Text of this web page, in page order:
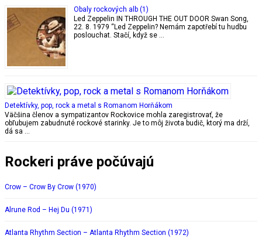
Obaly rockových alb (1)
Led Zeppelin IN THROUGH THE OUT DOOR Swan Song,
22. 8. 1979 “Led Zeppelin? Nemám zapotřebí tu hudbu
poslouchat. Stačí, když se …
Detektívky, pop, rock a metal s Romanom Horňákom
Väčšina členov a sympatizantov Rockovice mohla zaregistrovať, že
obľubujem zabudnuté rockové starinky. Je to môj života budič, ktorý ma drží,
dá sa …
Rockeri práve počúvajú
Crow – Crow By Crow (1970)
Alrune Rod – Hej Du (1971)
Atlanta Rhythm Section – Atlanta Rhythm Section (1972)